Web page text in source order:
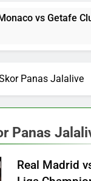
vs Getafe
Panas Jalalive
Panas
Real Madrid